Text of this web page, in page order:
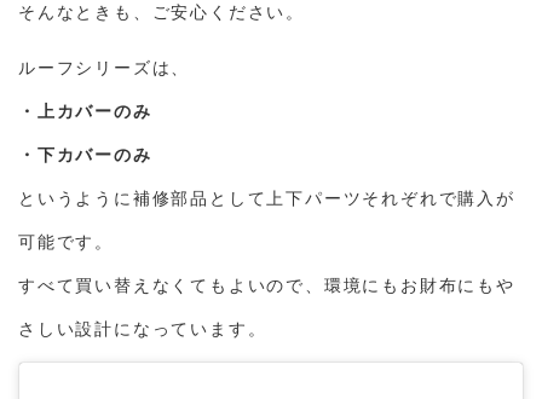
そんなときも、ご安心ください。
ルーフシリーズは、
・上カバーのみ
・下カバーのみ
というように補修部品として上下パーツそれぞれで購入が
可能です。
すべて買い替えなくてもよいので、環境にもお財布にもや
さしい設計になっています。